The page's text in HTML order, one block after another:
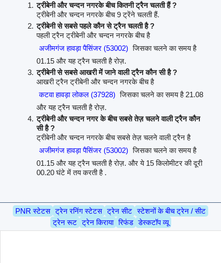
ट्रीबेनी और चन्दन नगरके बीच कितनी ट्रैन चलती हैं ?
ट्रीबेनी और चन्दन नगरके बीच 9 ट्रेंने चलती हैं.
ट्रीबेनी से सबसे पहले कौन से ट्रैन चलती है ?
पहली ट्रैन ट्रीबेनी और चन्दन नगरके बीच है
अजीमगंज हावड़ा पैसिंजर (53002) जिसका चलने का समय है
01.15 और यह ट्रैन चलती है रोज़.
ट्रीबेनी से सबसे आखरी में जाने वाली ट्रैन कौन सी है ?
आखरी ट्रैन ट्रीबेनी और चन्दन नगरके बीच है
कटवा हावड़ा लोकल (37928) जिसका चलने का समय है 21.08
और यह ट्रैन चलती है रोज़.
ट्रीबेनी और चन्दन नगर के बीच सबसे तेज़ चलने वाली ट्रैन कौन
सी है ?
ट्रीबेनी और चन्दन नगरके बीच सबसे तेज़ चलने वाली ट्रैन है
अजीमगंज हावड़ा पैसिंजर (53002) जिसका चलने का समय है
01.15 और यह ट्रैन चलती है रोज़. और ये 15 किलोमीटर की दूरी
00.20 घंटे में तय करती है .
PNR स्टेटस ट्रेन रनिंग स्टेटस ट्रेन सीट स्टेशनों के बीच ट्रेन / सीट
ट्रेन रूट ट्रेन किराया रिफंड डेस्कटॉप व्यू